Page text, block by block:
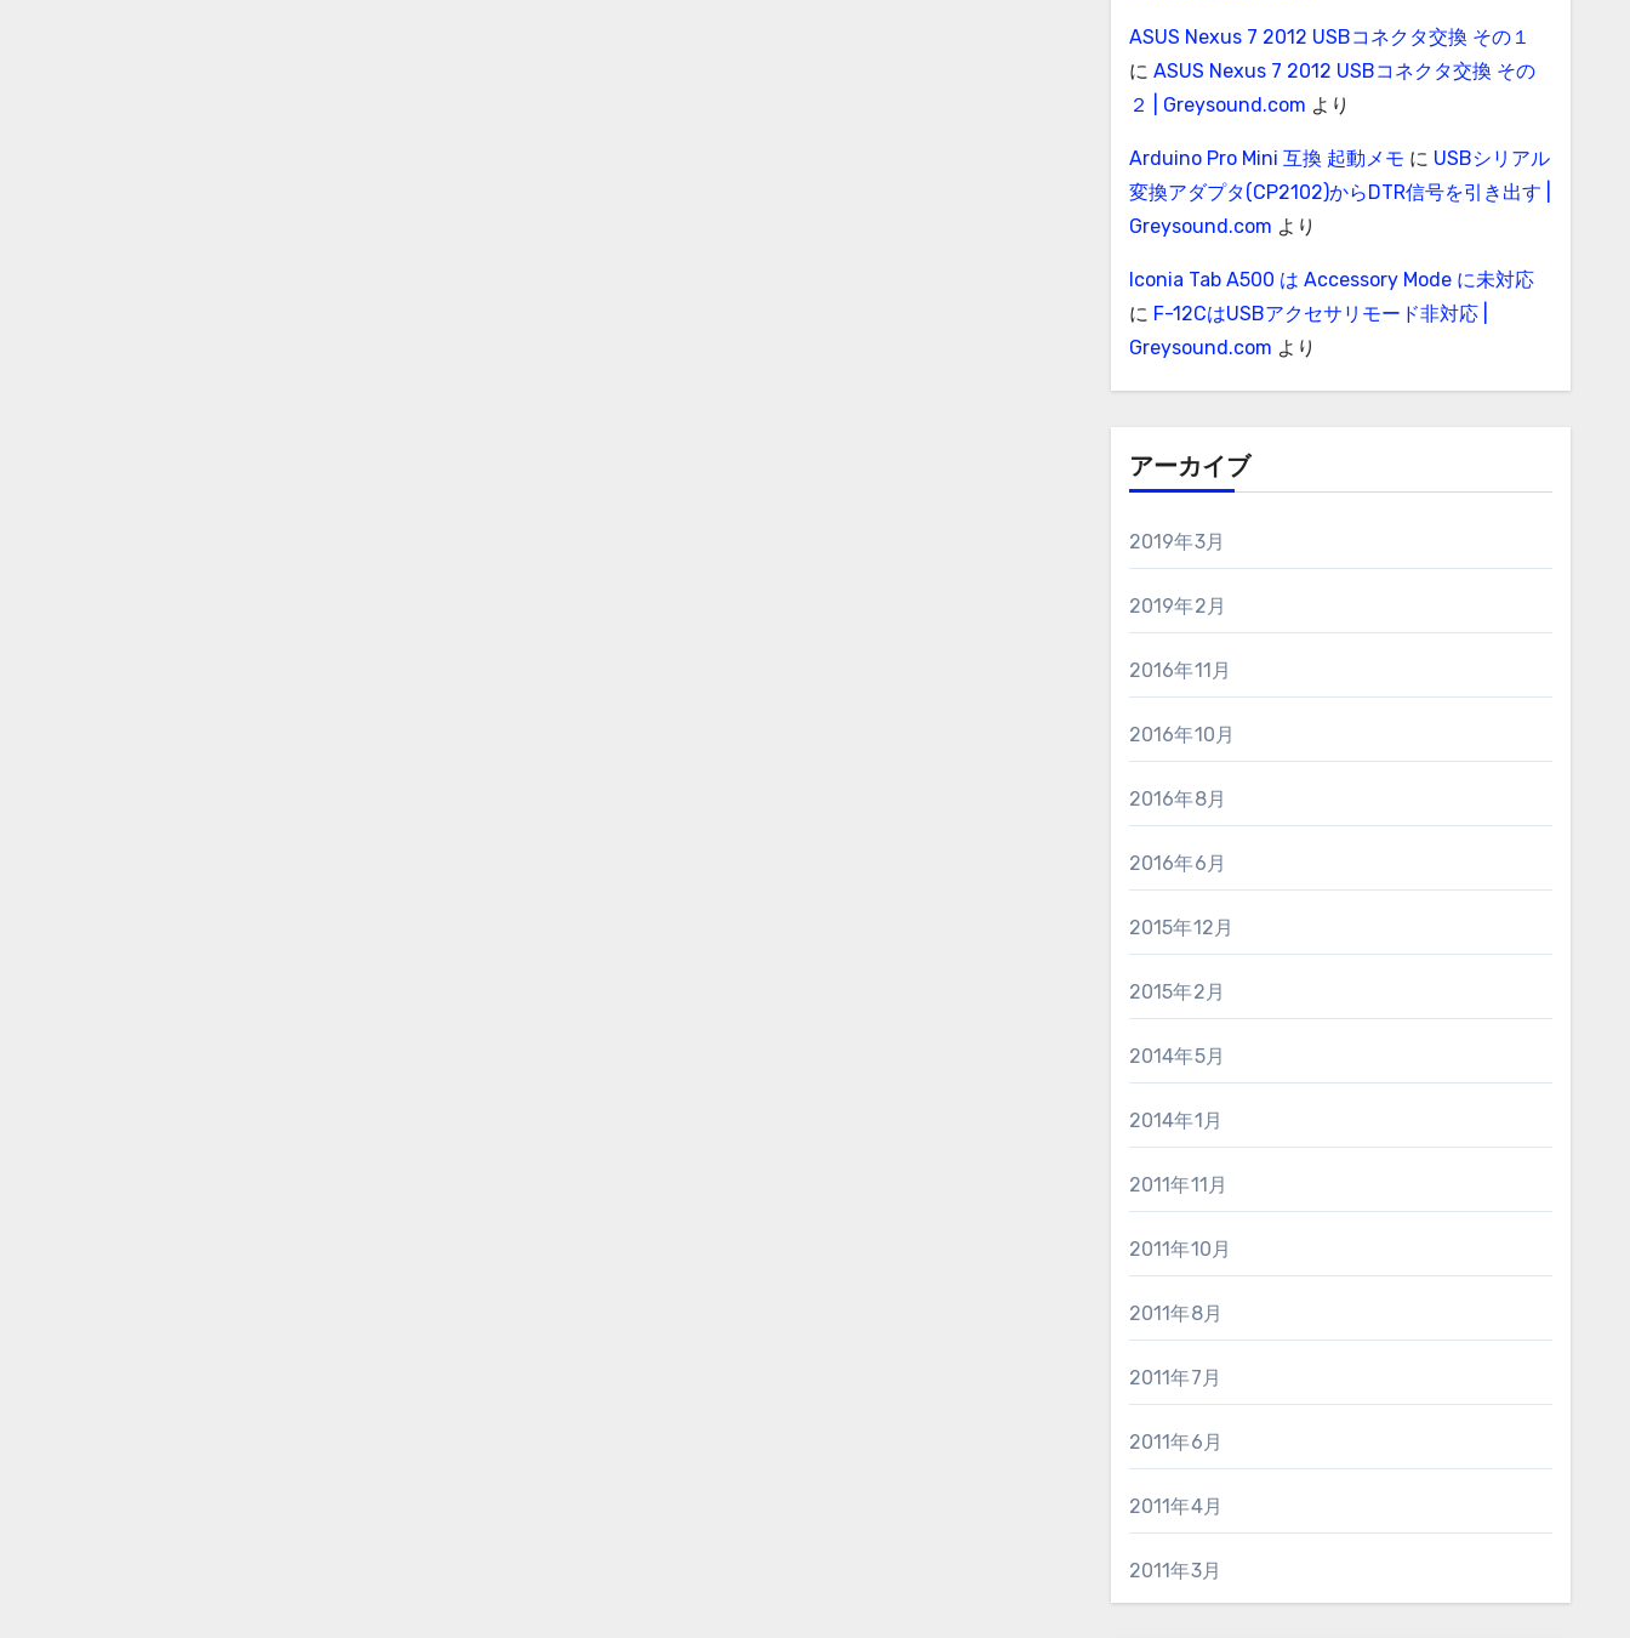
ASUS Nexus 7 2012 USBコネクタ交換 その１
に ASUS Nexus 7 2012 USBコネクタ交換 その
２ | Greysound.com より
Arduino Pro Mini 互換 起動メモ に USBシリアル
変換アダプタ(CP2102)からDTR信号を引き出す |
Greysound.com より
Iconia Tab A500 は Accessory Mode に未対応
に F-12CはUSBアクセサリモード非対応 |
Greysound.com より
アーカイブ
2019年3月
2019年2月
2016年11月
2016年10月
2016年8月
2016年6月
2015年12月
2015年2月
2014年5月
2014年1月
2011年11月
2011年10月
2011年8月
2011年7月
2011年6月
2011年4月
2011年3月